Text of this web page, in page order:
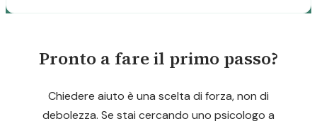
Pronto a fare il primo passo?
Chiedere aiuto è una scelta di forza, non di
debolezza. Se stai cercando uno psicologo a